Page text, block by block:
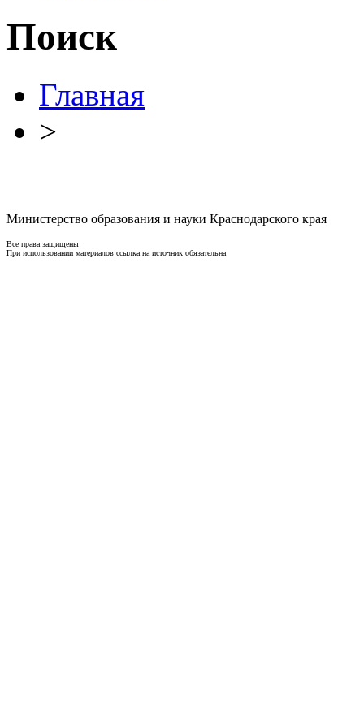
Поиск
Главная
>
Министерство образования и науки Краснодарского края
Все права защищены
При использовании материалов ссылка на источник обязательна